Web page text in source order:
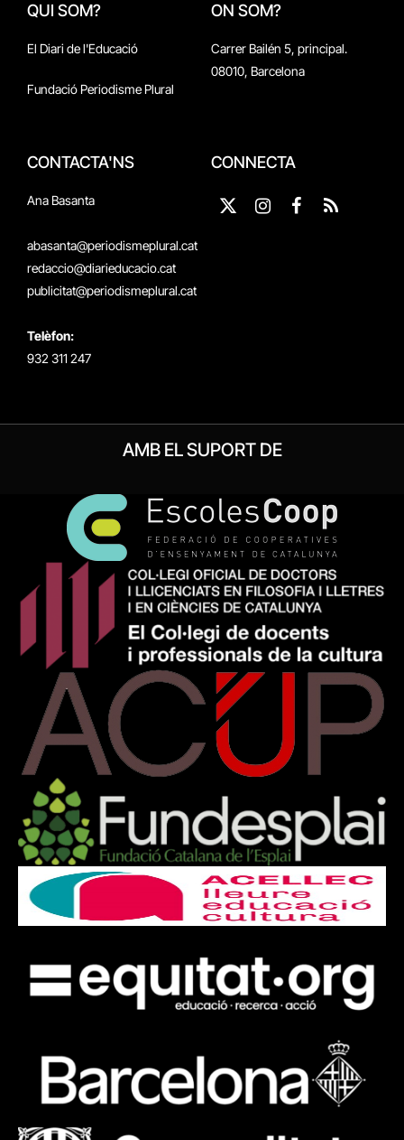
QUI SOM?
El Diari de l'Educació
Fundació Periodisme Plural
ON SOM?
Carrer Bailén 5, principal.
08010, Barcelona
CONTACTA'NS
Ana Basanta
abasanta@periodismeplural.cat
redaccio@diarieducacio.cat
publicitat@periodismeplural.cat
Telèfon:
932 311 247
CONNECTA
X
InstagramFacebook
RSS
AMB EL SUPORT DE